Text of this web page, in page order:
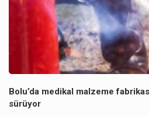
Bolu’da medikal malzeme
sürüyor